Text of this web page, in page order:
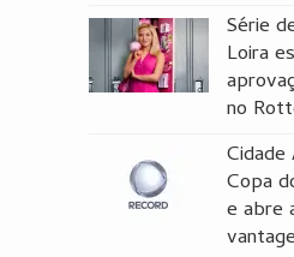
Série
Loira
no
Copa
e abre